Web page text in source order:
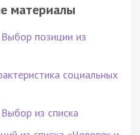
материалы
позиции из
социальных
из списка